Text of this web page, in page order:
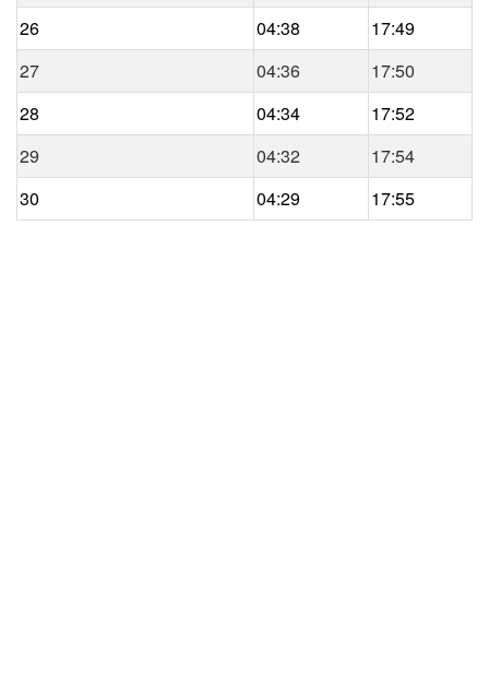
26
04:38
17:49
27
04:36
17:50
28
04:34
17:52
29
04:32
17:54
30
04:29 17:55